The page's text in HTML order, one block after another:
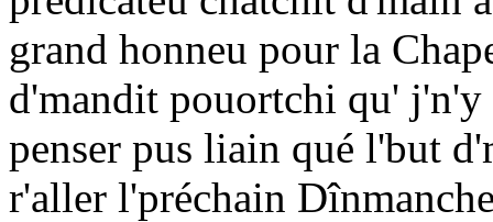
grand honneu pour la
d'mandit pouortchi qu' j'n'y
penser pus liain qué l'but
r'aller l'préchain